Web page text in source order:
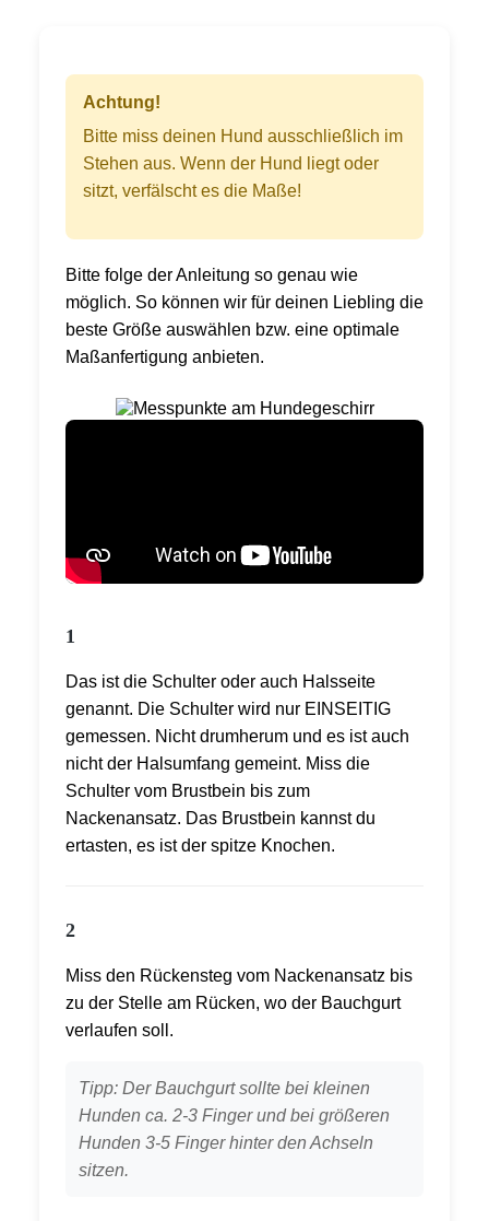
Achtung!
Bitte miss deinen Hund ausschließlich im
Stehen aus. Wenn der Hund liegt oder
sitzt, verfälscht es die Maße!
Bitte folge der Anleitung so genau wie
möglich. So können wir für deinen Liebling die
beste Größe auswählen bzw. eine optimale
Maßanfertigung anbieten.
1
Das ist die Schulter oder auch Halsseite
genannt. Die Schulter wird nur EINSEITIG
gemessen. Nicht drumherum und es ist auch
nicht der Halsumfang gemeint. Miss die
Schulter vom Brustbein bis zum
Nackenansatz. Das Brustbein kannst du
ertasten, es ist der spitze Knochen.
2
Miss den Rückensteg vom Nackenansatz bis
zu der Stelle am Rücken, wo der Bauchgurt
verlaufen soll.
Tipp: Der Bauchgurt sollte bei kleinen
Hunden ca. 2-3 Finger und bei größeren
Hunden 3-5 Finger hinter den Achseln
sitzen.